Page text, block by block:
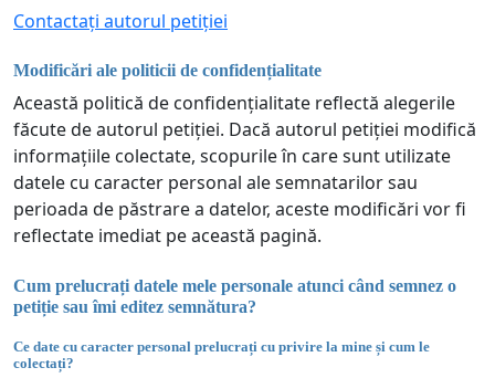
Contactați autorul petiției
Modificări ale politicii de confidențialitate
Această politică de confidențialitate reflectă alegerile
făcute de autorul petiției. Dacă autorul petiției modifică
informațiile colectate, scopurile în care sunt utilizate
datele cu caracter personal ale semnatarilor sau
perioada de păstrare a datelor, aceste modificări vor fi
reflectate imediat pe această pagină.
Cum prelucrați datele mele personale atunci când semnez o
petiție sau îmi editez semnătura?
Ce date cu caracter personal prelucrați cu privire la mine și cum le
colectați?